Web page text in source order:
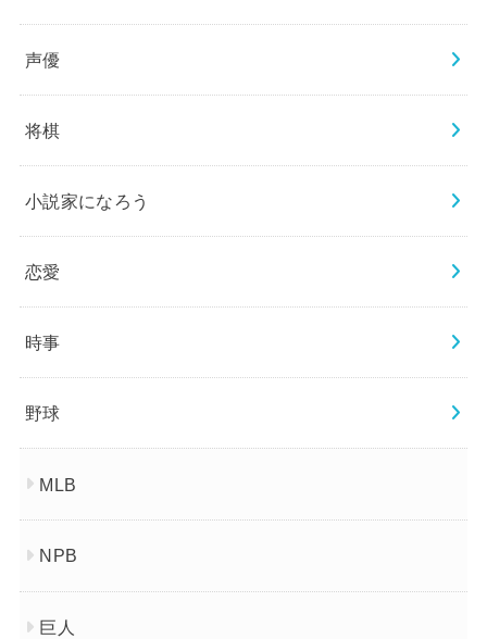
声優
将棋
小説家になろう
恋愛
時事
野球
MLB
NPB
巨人